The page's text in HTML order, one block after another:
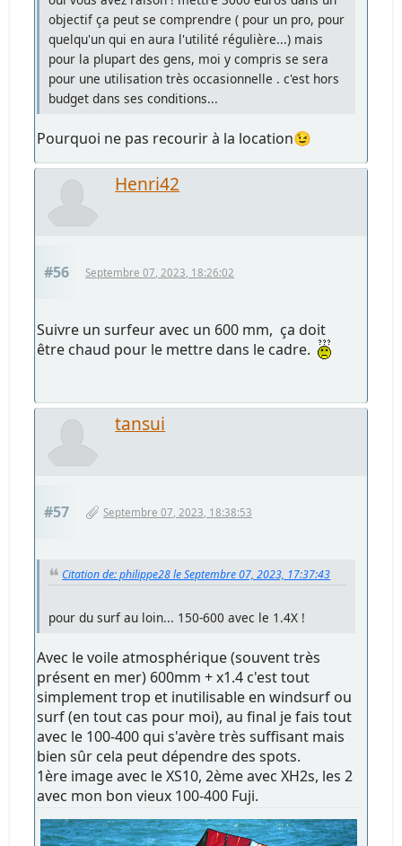
objectif ça peut se comprendre ( pour un pro, pour
quelqu'un qui en aura l'utilité régulière...) mais
pour la plupart des gens, moi y compris se sera
pour une utilisation très occasionnelle . c'est hors
budget dans ses conditions...
Pourquoi ne pas recourir à la location😉
Henri42
#56 Septembre 07, 2023, 18:26:02
Suivre un surfeur avec un 600 mm, ça doit
être chaud pour le mettre dans le cadre.
tansui
#57 Septembre 07, 2023, 18:38:53
Citation de: philippe28 le Septembre 07, 2023, 17:37:43
pour du surf au loin... 150-600 avec le 1.4X !
Avec le voile atmosphérique (souvent très
présent en mer) 600mm + x1.4 c'est tout
simplement trop et inutilisable en windsurf ou
surf (en tout cas pour moi), au final je fais tout
avec le 100-400 qui s'avère très suffisant mais
bien sûr cela peut dépendre des spots.
1ère image avec le XS10, 2ème avec XH2s, les 2
avec mon bon vieux 100-400 Fuji.